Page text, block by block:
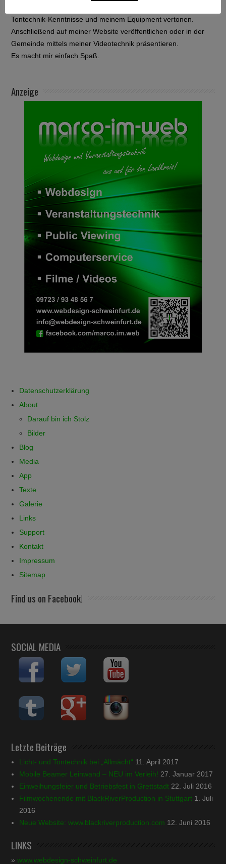
Tontechnik-Kenntnisse und meinem Equipment vertonen.
Anschließend auf meiner Website veröffentlichen oder in der
Gemeinde mittels meiner Videotechnik präsentieren.
Es macht mir einfach Spaß.
Anzeige
Datenschutzerklärung
About
Darauf bin ich Stolz
Bilder
Blog
Media
App
Texte
Galerie
Links
Support
Kontakt
Impressum
Sitemap
Find us on Facebook!
SOCIAL MEDIA
Letzte Beiträge
Licht- und Tontechnik bei „Allmächt“ 11. April 2017
Mobile Beamer Leinwand – NEU im Verleih! 27. Januar 2017
Einweihungsfeier und Betriebsfest in Grettstadt 22. Juli 2016
Filmwochenende mit BlackRiverProduction in Stuttgart 1. Juli
2016
Neue Website: www.blackriverproduction.com 12. Juni 2016
LINKS
»www.webdesign-schweinfurt.de